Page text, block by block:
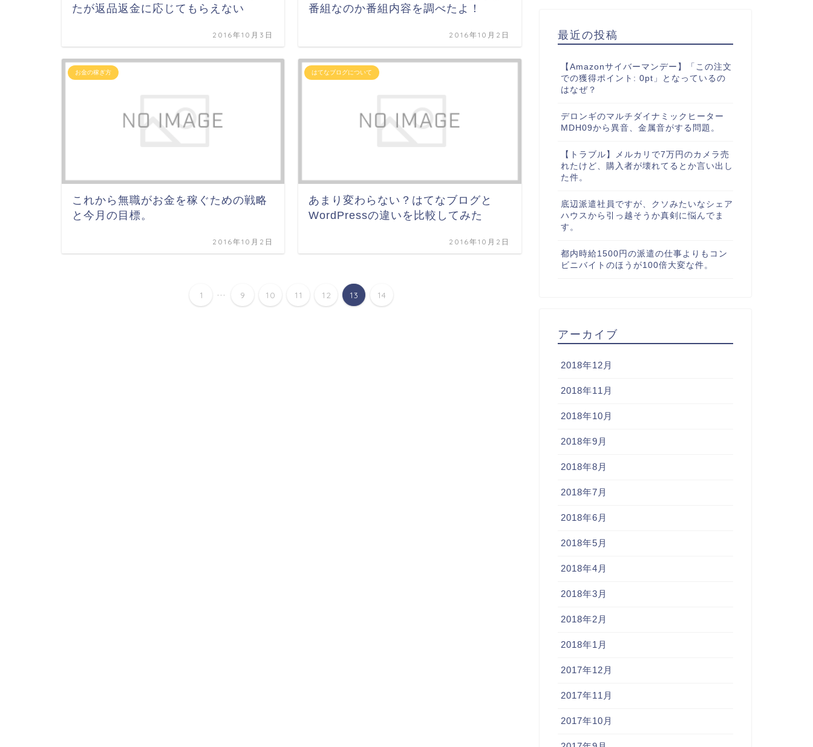
たが返品返金に応じてもらえない
2016年10月3日
番組なのか番組内容を調べたよ！
2016年10月2日
お金の稼ぎ方
これから無職がお金を稼ぐための戦略
と今月の目標。
2016年10月2日
はてなブログについて
あまり変わらない？はてなブログと
WordPressの違いを比較してみた
2016年10月2日
1 ... 9 10 11 12 13 14
最近の投稿
【Amazonサイバーマンデー】「この注文
での獲得ポイント: 0pt」となっているの
はなぜ？
デロンギのマルチダイナミックヒーター
MDH09から異音、金属音がする問題。
【トラブル】メルカリで7万円のカメラ売
れたけど、購入者が壊れてるとか言い出し
た件。
底辺派遣社員ですが、クソみたいなシェア
ハウスから引っ越そうか真剣に悩んでま
す。
都内時給1500円の派遣の仕事よりもコン
ビニバイトのほうが100倍大変な件。
アーカイブ
2018年12月
2018年11月
2018年10月
2018年9月
2018年8月
2018年7月
2018年6月
2018年5月
2018年4月
2018年3月
2018年2月
2018年1月
2017年12月
2017年11月
2017年10月